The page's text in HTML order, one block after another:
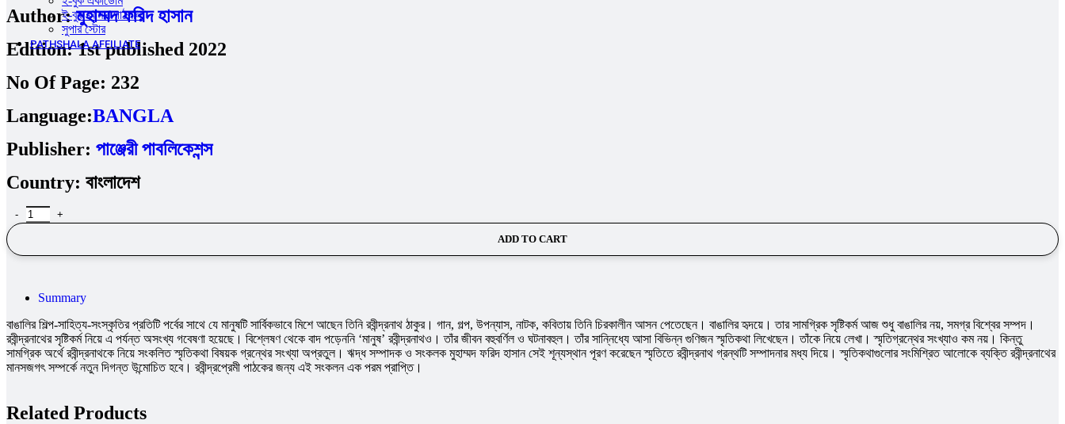
ই-বুক আমার পাঠশালা
সুপার ‍স্টোর
PATHSHALA AFFILIATE
Author:মুহাম্মদ ফরিদ হাসান
Edition:1st published 2022
No Of Page: 232
Language:BANGLA
Publisher: পাঞ্জেরী পাবলিকেশন্স
Country: বাংলাদেশ
ADD TO CART
Summary
বাঙালির শিল্প-সাহিত্য-সংস্কৃতির প্রতিটি পর্বের সাথে যে মানুষটি সার্বিকভাবে মিশে আছেন তিনি রবীন্দ্রনাথ ঠাকুর। গান, গল্প, উপন্যাস, নাটক, কবিতায় তিনি চিরকালীন আসন পেতেছেন। বাঙালির হৃদয়ে। তার সামগ্রিক সৃষ্টিকর্ম আজ শুধু বাঙালির নয়, সমগ্র বিশ্বের সম্পদ।
রবীন্দ্রনাথের সৃষ্টিকর্ম নিয়ে এ পর্যন্ত অসংখ্য গবেষণা হয়েছে। বিশ্লেষণ থেকে বাদ পড়েননি ‘মানুষ’ রবীন্দ্রনাথও। তাঁর জীবন বহুবর্ণিল ও ঘটনাবহুল। তাঁর সান্নিধ্যে আসা বিভিন্ন গুণিজন স্মৃতিকথা লিখেছেন। তাঁকে নিয়ে লেখা। স্মৃতিগ্রন্থের সংখ্যাও কম নয়। কিন্তু
সামগ্রিক অর্থে রবীন্দ্রনাথকে নিয়ে সংকলিত স্মৃতিকথা বিষয়ক গ্রন্থের সংখ্যা অপ্রতুল। ঋদ্ধ সম্পাদক ও সংকলক মুহাম্মদ ফরিদ হাসান সেই শূন্যস্থান পূরণ করেছেন স্মৃতিতে রবীন্দ্রনাথ গ্রন্থটি সম্পাদনার মধ্য দিয়ে। স্মৃতিকথাগুলাের সংমিশ্রিত আলােকে ব্যক্তি রবীন্দ্রনাথের
মানসজগৎ সম্পর্কে নতুন দিগন্ত উন্মােচিত হবে। রবীন্দ্রপ্রেমী পাঠকের জন্য এই সংকলন এক পরম প্রাপ্তি।
Related Products